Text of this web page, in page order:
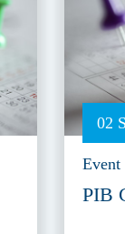
02
Event
PIB